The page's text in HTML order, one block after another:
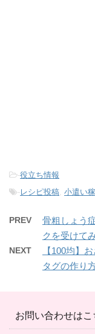
-役立ち情報
-レシピ投稿, 小遣い
PREV
骨粗しょう
クを受けて
NEXT
【100均】
タグの作り
お問い合わせはこ